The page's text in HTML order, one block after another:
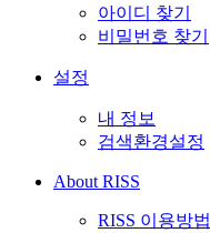
아이디 찾기
비밀번호 찾기
설정
내 정보
검색환경설정
About RISS
RISS 이용방법